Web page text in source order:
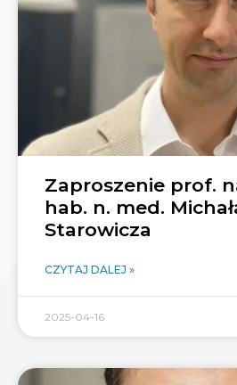
Zaproszenie prof.
hab. n. med.
Starowicza
CZYTAJ DALEJ »
2025-04-16